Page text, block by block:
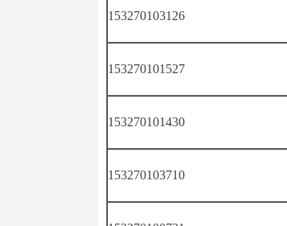
153270103126
153270101527
153270101430
153270103710